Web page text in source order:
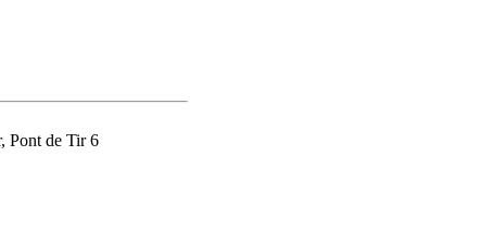
Pont de Tir 6